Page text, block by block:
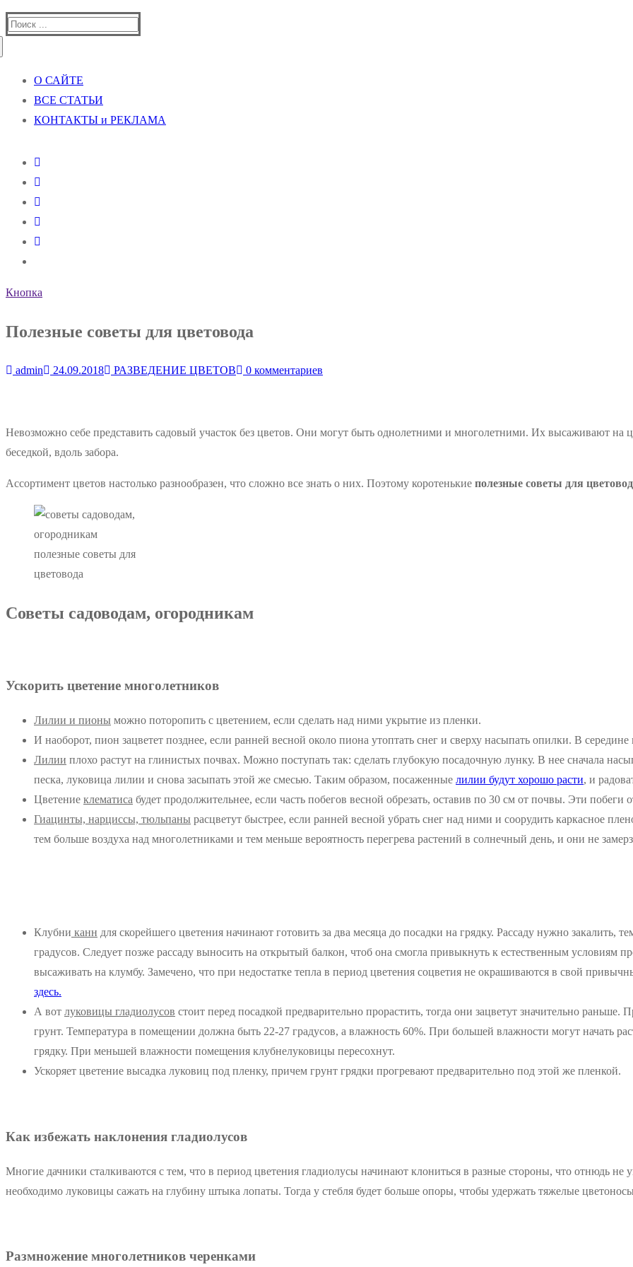
Найти:
О САЙТЕ
ВСЕ СТАТЬИ
КОНТАКТЫ и РЕКЛАМА
Кнопка
Полезные советы для цветовода
admin 24.09.2018 РАЗВЕДЕНИЕ ЦВЕТОВ 0 комментариев
Невозможно себе представить садовый участок без цветов. Они могут быть однолетними и многолетними. Их высаживают на
беседкой, вдоль забора.
Ассортимент цветов настолько разнообразен, что сложно все знать о них. Поэтому коротенькие полезные советы для
полезные советы для
цветовода
Советы садоводам, огородникам
Ускорить цветение многолетников
Лилии и пионы можно поторопить с цветением, если сделать над ними укрытие из пленки.
И наоборот, пион зацветет позднее, если ранней весной около пиона утоптать снег и сверху насыпать опилки. В
Лилии плохо растут на глинистых почвах. Можно поступать так: сделать глубокую посадочную лунку. В нее сначала
песка, луковица лилии и снова засыпать этой же смесью. Таким образом, посаженные лилии будут хорошо расти, и
Цветение клематиса будет продолжительнее, если часть побегов весной обрезать, оставив по 30 см от почвы. Эти побеги
Гиацинты, нарциссы, тюльпаны расцветут быстрее, если ранней весной убрать снег над ними и соорудить каркасное
тем больше воздуха над многолетниками и тем меньше вероятность перегрева растений в солнечный день, и они не
Клубни канн для скорейшего цветения начинают готовить за два месяца до посадки на грядку. Рассаду нужно закалить,
градусов. Следует позже рассаду выносить на открытый балкон, чтоб она смогла привыкнуть к естественным условиям
высаживать на клумбу. Замечено, что при недостатке тепла в период цветения соцветия не окрашиваются в свой
здесь.
А вот луковицы гладиолусов стоит перед посадкой предварительно прорастить, тогда они зацветут значительно
грунт. Температура в помещении должна быть 22-27 градусов, а влажность 60%. При большей влажности могут начать
грядку. При меньшей влажности помещения клубнелуковицы пересохнут.
Ускоряет цветение высадка луковиц под пленку, причем грунт грядки прогревают предварительно под этой же пленкой.
Как избежать наклонения гладиолусов
Многие дачники сталкиваются с тем, что в период цветения гладиолусы начинают клониться в разные стороны, что отнюдь не
необходимо луковицы сажать на глубину штыка лопаты. Тогда у стебля будет больше опоры, чтобы удержать тяжелые
Размножение многолетников черенками